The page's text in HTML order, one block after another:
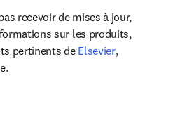
recevoir de mises à jour,
sur les produits,
pertinents de Elsevieropens in
,